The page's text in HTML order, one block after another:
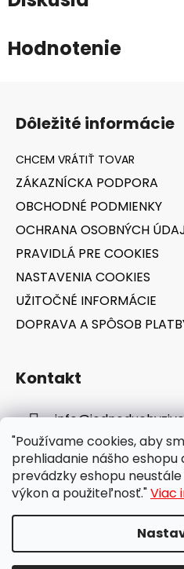
"Používame cookies, aby
prehliadanie nášho eshopu
prevádzky eshopu
výkon a použiteľnosť."Viac
Hodnotenie
Dôležité informácie
ZÁKAZNÍCKA PODPORA
OBCHODNÉ PODMIENKY
OCHRANA OSOBNÝCH
PRAVIDLÁ PRE COOKIES
NASTAVENIA COOKIES
UŽITOČNÉ INFORMÁCIE
DOPRAVA A SPÔSOB
Kontakt
info@
E-shop: 0948 647